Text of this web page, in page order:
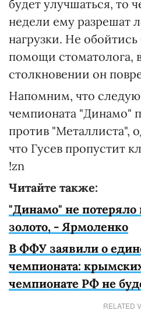
будет улучшаться, то
недели ему разрешат
нагрузки. Не
помощи стоматолога,
столкновении он
Напомним, что
чемпионата "Динамо"
против "Металлиста",
что Гусев пропустит
!zn
Читайте также:
"Динамо" не потеряло
золото, - Ярмоленко
В ФФУ заявили о
чемпионата:
чемпионате РФ не
RELATED